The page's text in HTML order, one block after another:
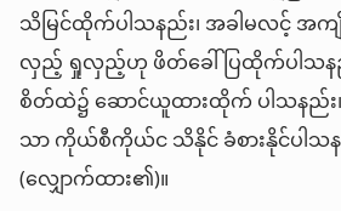
သိမြင်ထိုက်ပါသနည်း၊ အခါမလင့် အကျို
လှည့် ရှုလှည့်ဟု ဖိတ်ခေါ်ပြထိုက်ပါသ
စိတ်ထဲ၌ ဆောင်ယူထားထိုက် ပါသနည်း
သာ ကိုယ်စီကိုယ်င သိနိုင် ခံစားနိုင်ပါ
(လျှောက်ထား၏)။